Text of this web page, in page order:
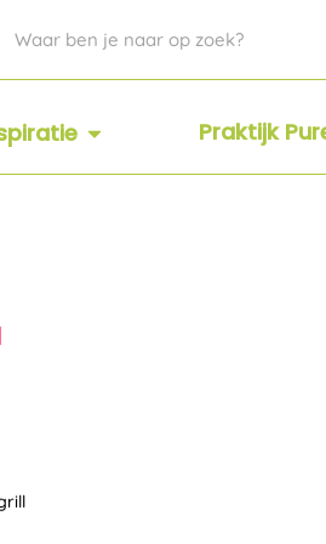
Zoeken
OPEN INSPIRATIEPraktijk